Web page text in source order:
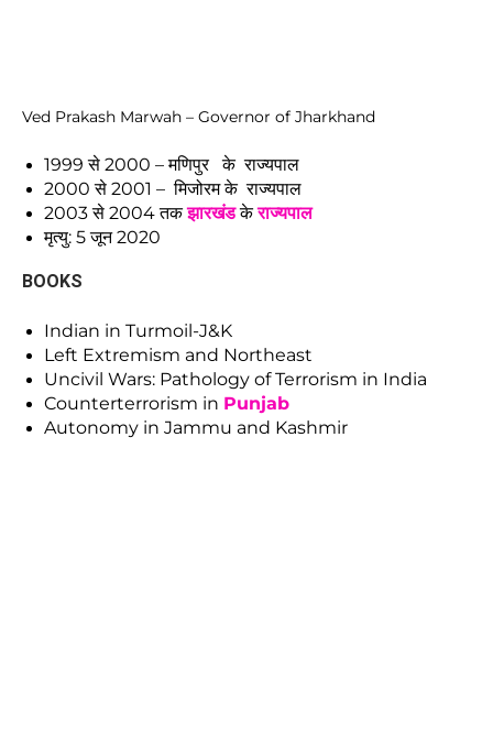
Ved Prakash Marwah – Governor of Jharkhand
1999 से 2000 – मणिपुर के राज्यपाल
2000 से 2001 – मिजोरम के राज्यपाल
2003 से 2004 तकझारखंडकेराज्यपाल
मृत्यु: 5 जून 2020
BOOKS
Indian in Turmoil-J&K
Left Extremism and Northeast
Uncivil Wars: Pathology of Terrorism in India
Counterterrorism in Punjab
Autonomy in Jammu and Kashmir